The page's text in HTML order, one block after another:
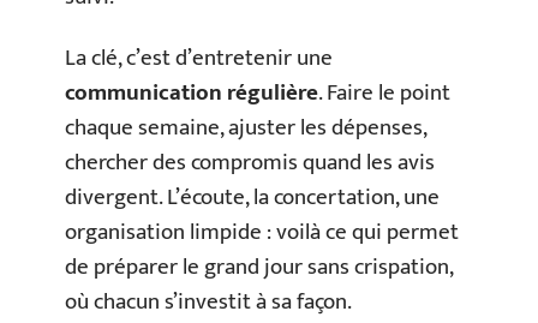
La clé, c’est d’entretenir une
communication régulière. Faire le point
chaque semaine, ajuster les dépenses,
chercher des compromis quand les avis
divergent. L’écoute, la concertation, une
organisation limpide : voilà ce qui permet
de préparer le grand jour sans crispation,
où chacun s’investit à sa façon.